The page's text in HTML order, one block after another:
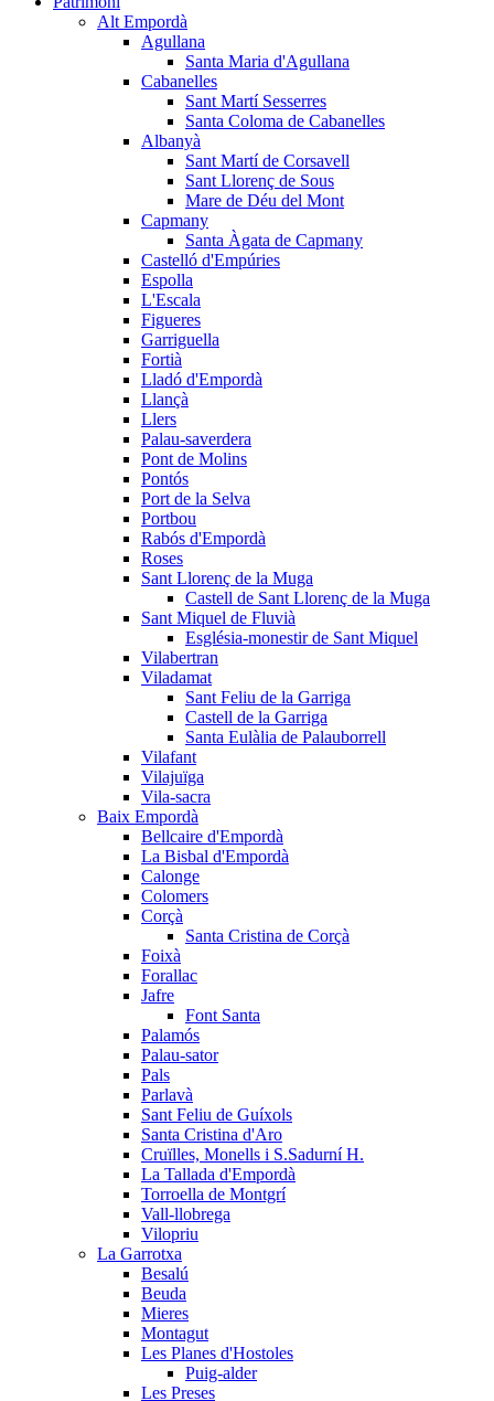
Alt Empordà
Agullana
Santa Maria d'Agullana
Cabanelles
Sant Martí Sesserres
Santa Coloma de Cabanelles
Albanyà
Sant Martí de Corsavell
Sant Llorenç de Sous
Mare de Déu del Mont
Capmany
Santa Àgata de Capmany
Castelló d'Empúries
Espolla
L'Escala
Figueres
Garriguella
Fortià
Lladó d'Empordà
Llançà
Llers
Palau-saverdera
Pont de Molins
Pontós
Port de la Selva
Portbou
Rabós d'Empordà
Roses
Sant Llorenç de la Muga
Castell de Sant Llorenç de la Muga
Sant Miquel de Fluvià
Església-monestir de Sant Miquel
Vilabertran
Viladamat
Sant Feliu de la Garriga
Castell de la Garriga
Santa Eulàlia de Palauborrell
Vilafant
Vilajuïga
Vila-sacra
Baix Empordà
Bellcaire d'Empordà
La Bisbal d'Empordà
Calonge
Colomers
Corçà
Santa Cristina de Corçà
Foixà
Forallac
Jafre
Font Santa
Palamós
Palau-sator
Pals
Parlavà
Sant Feliu de Guíxols
Santa Cristina d'Aro
Cruïlles, Monells i S.Sadurní H.
La Tallada d'Empordà
Torroella de Montgrí
Vall-llobrega
Vilopriu
La Garrotxa
Besalú
Beuda
Mieres
Montagut
Les Planes d'Hostoles
Puig-alder
Les Preses